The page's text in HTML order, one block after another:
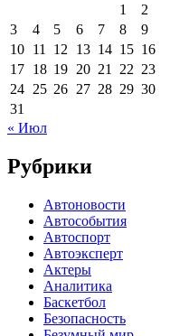
1
2
3
4 5 6 7 8
9
10 11 12 13 14 15 16
17 18 19 20 21 22 23
24 25 26 27 28 29 30
31
« Июл
Рубрики
Автоновости
Автособытия
Автоспорт
Автоэксперт
Актеры
Аналитика
Баскетбол
Безопасность